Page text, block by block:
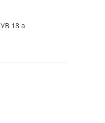
УВ 18 а